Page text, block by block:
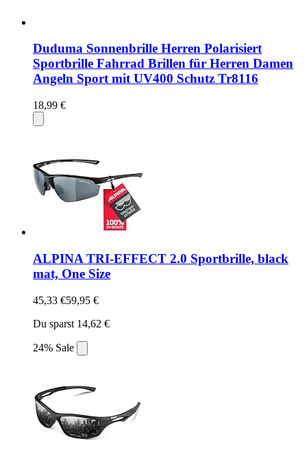
Duduma Sonnenbrille Herren Polarisiert
Sportbrille Fahrrad Brillen für Herren Damen
Angeln Sport mit UV400 Schutz Tr8116
18,99 €
ALPINA TRI-EFFECT 2.0 Sportbrille, black
mat, One Size
45,33 €59,95 €
Du sparst 14,62 €
24% Sale